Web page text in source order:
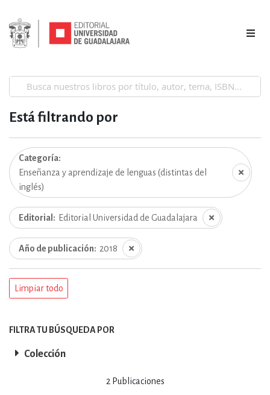
2 Publicaciones
Está filtrando por
Categoría
Enseñanza y aprendizaje de lenguas (distintas del
inglés)
Editorial Editorial Universidad de Guadalajara
Año de publicación 2018
Limpiar todo
FILTRA TU BÚSQUEDA POR
Colección